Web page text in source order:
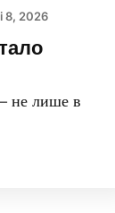
8, 2026
не лише в